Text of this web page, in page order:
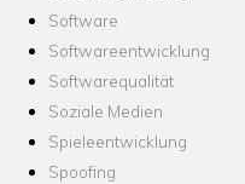
Software
Softwareentwicklung
Softwarequalität
Soziale Medien
Spieleentwicklung
Spoofing